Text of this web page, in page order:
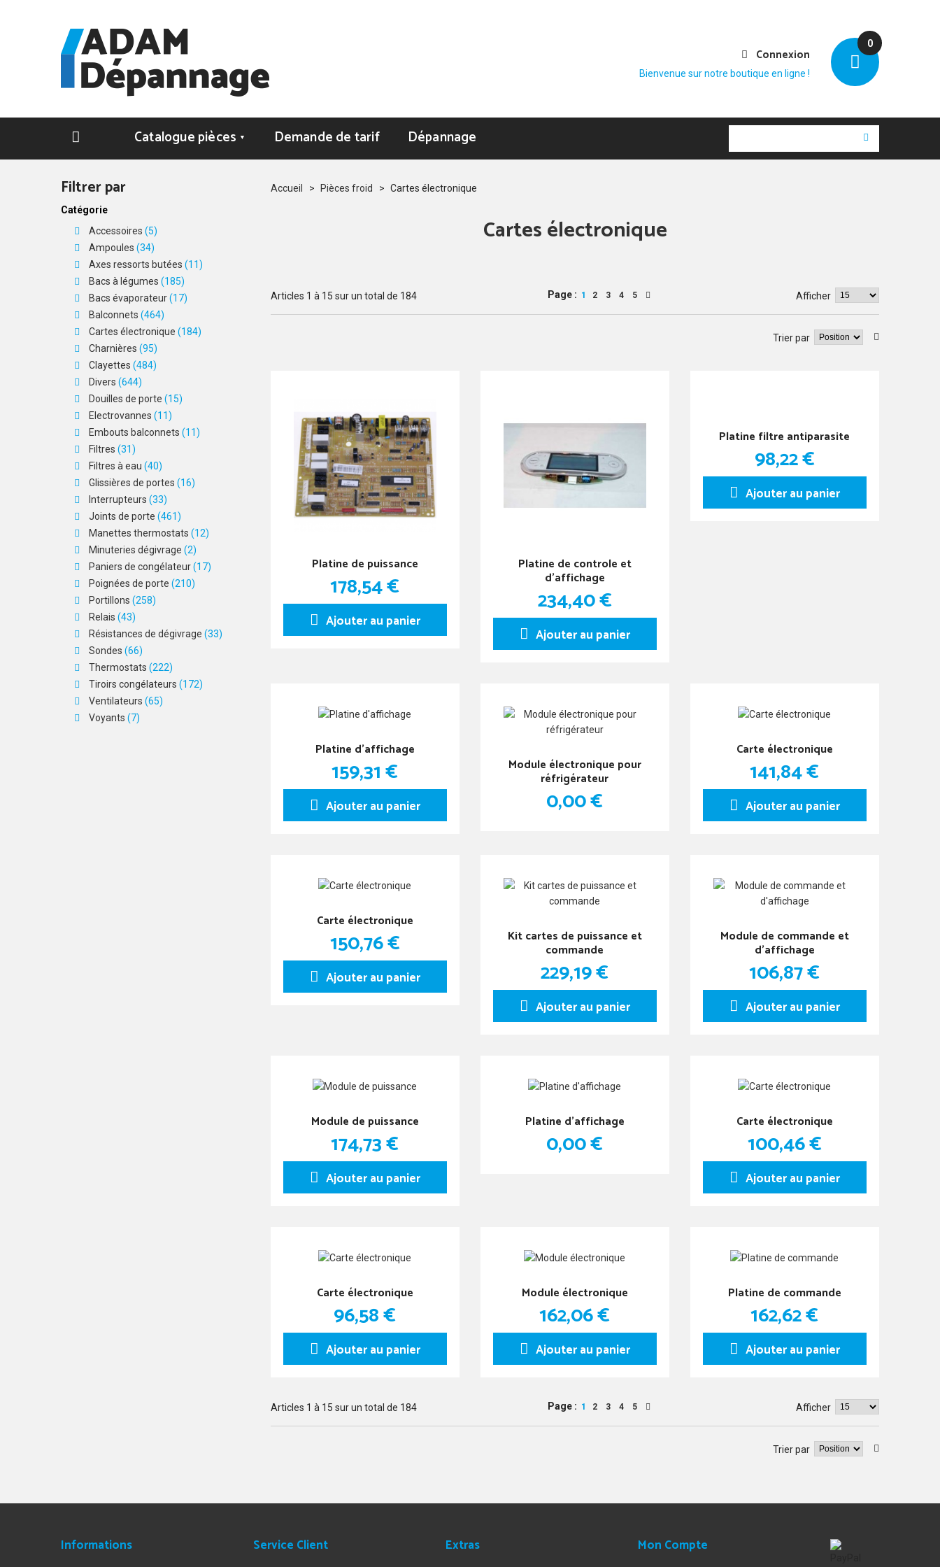
0
Connexion
Bienvenue sur notre boutique en ligne !
Catalogue pièces ▼ Demande de tarif Dépannage
Accueil > Pièces froid > Cartes électronique
Cartes électronique
Articles 1 à 15 sur un total de 184 Afficher
Page : 1 2 3 4 5
Trier par
Platine de puissance
178,54 €
Ajouter au panier
Platine de controle et
d'affichage
234,40 €
Ajouter au panier
Platine filtre antiparasite
98,22 €
Ajouter au panier
Platine d'affichage
159,31 €
Ajouter au panier
Module électronique pour
réfrigérateur
0,00 €
Carte électronique
141,84 €
Ajouter au panier
Carte électronique
150,76 €
Ajouter au panier
Kit cartes de puissance et
commande
229,19 €
Ajouter au panier
Module de commande et
d'affichage
106,87 €
Ajouter au panier
Module de puissance
174,73 €
Ajouter au panier
Platine d'affichage
0,00 €
Carte électronique
100,46 €
Ajouter au panier
Carte électronique
96,58 €
Ajouter au panier
Module électronique
162,06 €
Ajouter au panier
Platine de commande
162,62 €
Ajouter au panier
Articles 1 à 15 sur un total de 184 Afficher
Page : 1 2 3 4 5
Trier par
Filtrer par
Catégorie
Accessoires (5)
Ampoules (34)
Axes ressorts butées (11)
Bacs à légumes (185)
Bacs évaporateur(17)
Balconnets (464)
Cartes électronique (184)
Charnières (95)
Clayettes (484)
Divers (644)
Douilles de porte (15)
Electrovannes (11)
Embouts balconnets (11)
Filtres (31)
Filtres à eau (40)
Glissières de portes (16)
Interrupteurs (33)
Joints de porte (461)
Manettes thermostats (12)
Minuteries dégivrage (2)
Paniers de congélateur(17)
Poignées de porte (210)
Portillons (258)
Relais (43)
Résistances de dégivrage (33)
Sondes (66)
Thermostats (222)
Tiroirs congélateurs (172)
Ventilateurs (65)
Voyants (7)
Informations Service Client Extras Mon Compte